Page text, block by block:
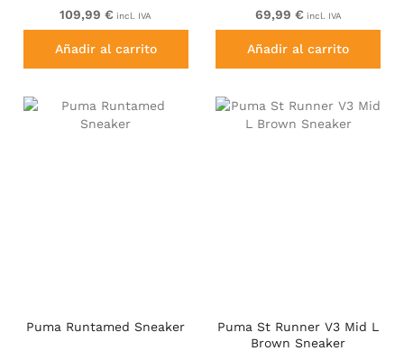
109,99 € incl. IVA
Añadir al carrito
69,99 € incl. IVA
Añadir al carrito
Puma Runtamed Sneaker
Puma St Runner V3 Mid L
Brown Sneaker